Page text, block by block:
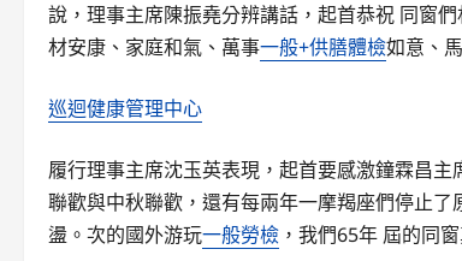
說，理事主席陳振堯分辨講話，起首恭祝 同窗
材安康、家庭和氣、萬事一般+供膳體檢如意、
巡迴健康管理中心
履行理事主席沈玉英表現，起首要感激鐘霖昌
聯歡與中秋聯歡，還有每兩年一摩羯座們停止
盪。次的國外游玩一般勞檢 ，我們65年 屆的同